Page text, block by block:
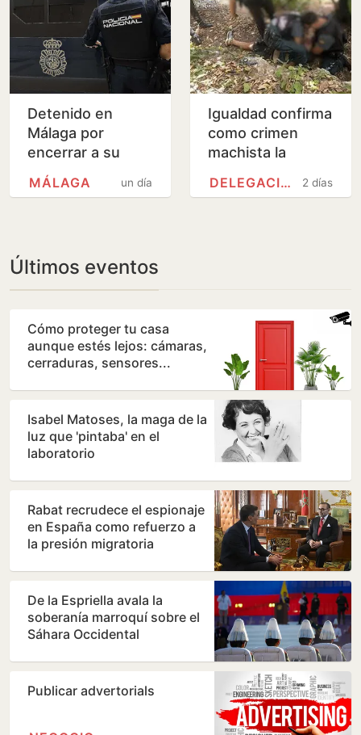
Detenido en
Málaga por
encerrar a su
mujer y amenazar
con quemar laun día
MÁLAGA
Igualdad confirma
como crimen
machista la
Melinda, de 452 días
DELEGACIÓN DEL GOBIERNO
Últimos eventos
Cómo proteger tu casa
aunque estés lejos: cámaras,
cerraduras, sensores...
Isabel Matoses, la maga de la
luz que 'pintaba' en el
laboratorio
Rabat recrudece el espionaje
en España como refuerzo a
la presión migratoria
De la Espriella avala la
soberanía marroquí sobre el
Sáhara Occidental
Publicar advertorials